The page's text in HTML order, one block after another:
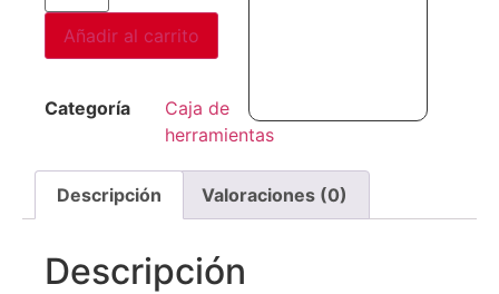
Añadir al carrito
Categoría
Caja de
herramientas
Descripción Valoraciones (0)
Descripción